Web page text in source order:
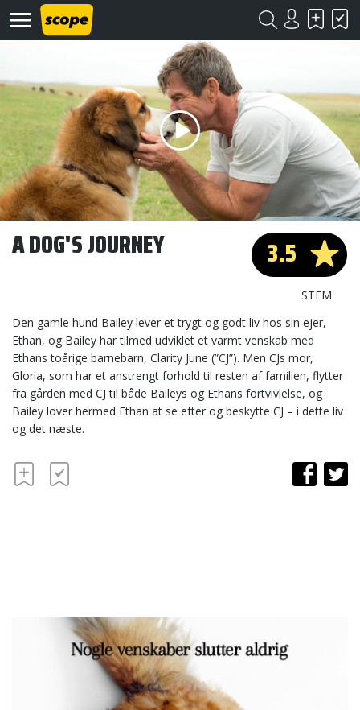
Om
Scope
3.5
STEM
A DOG'S JOURNEY
Den gamle hund Bailey lever et trygt og godt liv hos sin ejer,
Ethan, og Bailey har tilmed udviklet et varmt venskab med
Ethans toårige barnebarn, Clarity June (”CJ”). Men CJs mor,
Gloria, som har et anstrengt forhold til resten af familien, flytter
fra gården med CJ til både Baileys og Ethans fortvivlelse, og
Bailey lover hermed Ethan at se efter og beskytte CJ – i dette liv
og det næste.